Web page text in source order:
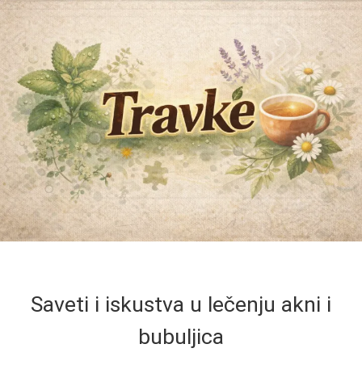
Saveti i iskustva u lečenju akni i
bubuljica